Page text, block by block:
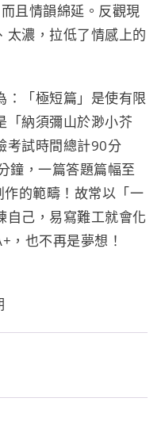
且情韻綿延。反觀現
太濃，拉低了情感上的
：「極短篇」是使有限
「納須彌山於渺小芥
考試時間總計90分
鐘，一篇答題篇幅至
的範疇！故常以「一
自己，易寫難工就會化
，也不再是夢想！